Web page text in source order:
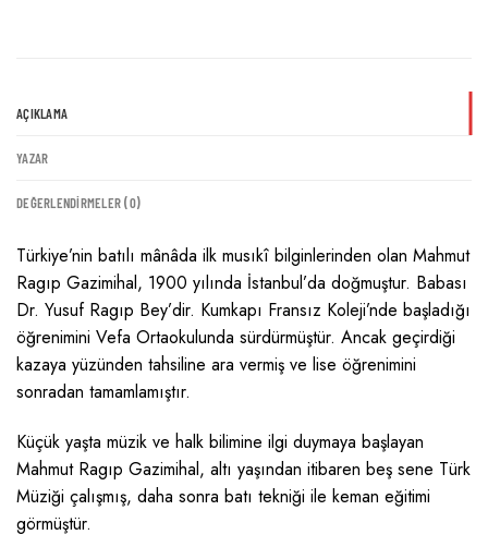
AÇIKLAMA
YAZAR
DEĞERLENDIRMELER (0)
Türkiye’nin batılı mânâda ilk musıkî bilginlerinden olan Mahmut
Ragıp Gazimihal, 1900 yılında İstanbul’da doğmuştur. Babası
Dr. Yusuf Ragıp Bey’dir. Kumkapı Fransız Koleji’nde başladığı
öğrenimini Vefa Ortaokulunda sürdürmüştür. Ancak geçirdiği
kazaya yüzünden tahsiline ara vermiş ve lise öğrenimini
sonradan tamamlamıştır.
Küçük yaşta müzik ve halk bilimine ilgi duymaya başlayan
Mahmut Ragıp Gazimihal, altı yaşından itibaren beş sene Türk
Müziği çalışmış, daha sonra batı tekniği ile keman eğitimi
görmüştür.